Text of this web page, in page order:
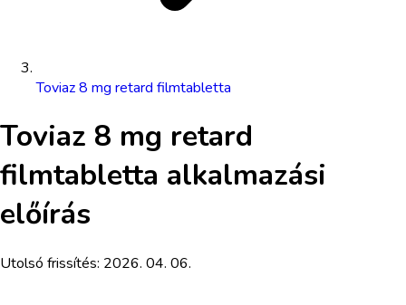
Toviaz 8 mg retard filmtabletta
Toviaz 8 mg retard
filmtabletta alkalmazási
előírás
Utolsó frissítés: 2026. 04. 06.